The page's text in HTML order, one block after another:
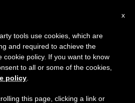
PAZ,PAPA FRANCISCO
×
de agosto haremos la pausa
que en el periodo de verano
y también el
x
tools use cookies, which are
and required to achieve the
cookie policy. If you want to know
to all or some of the cookies,
policy
this page, clicking a link or